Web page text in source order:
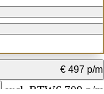
€ 497 p/m
excl. BTW€ 709 p/m